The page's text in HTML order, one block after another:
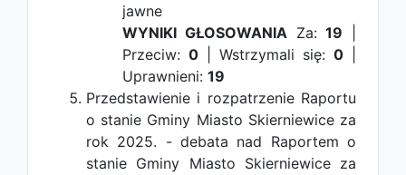
jawne
WYNIKI GŁOSOWANIAZa:19
Przeciw: 0 | Wstrzymali się: 0
Uprawnieni: 19
Przedstawienie i rozpatrzenie Raportu
o stanie Gminy Miasto Skierniewice za
rok 2025. - debata nad Raportem o
stanie Gminy Miasto Skierniewice za